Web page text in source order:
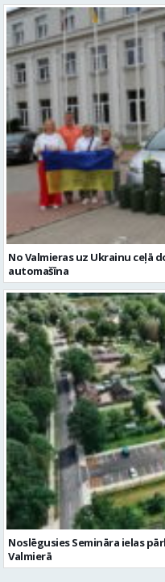
No Valmieras uz Ukrainu ceļā
automašīna
Noslēgusies Semināra ielas
Valmierā